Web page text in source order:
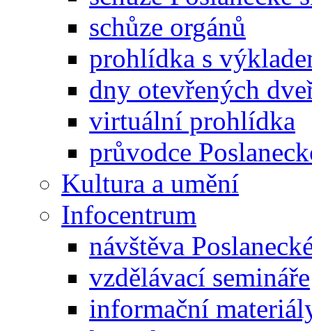
schůze orgánů
prohlídka s
dny otevřených
virtuální prohlídka
průvodce
Kultura a umění
Infocentrum
návštěva
vzdělávací semináře
informační